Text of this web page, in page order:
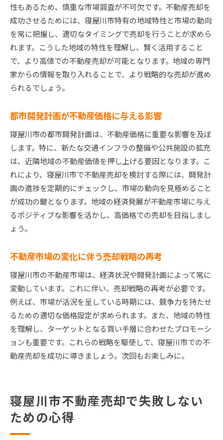
性もあるため、慎重な市場調査が不可欠です。不動産売却を
成功させるためには、寝屋川市特有の地域特性と市場の動向
を常に把握し、適切なタイミングで売却を行うことが求めら
れます。こうした地域の特性を理解し、賢く活用すること
で、より高値での不動産売却が可能となります。地域の専門
家からの情報を取り入れることで、より戦略的な売却が進め
られるでしょう。
都市開発計画が不動産価格に与える影響
寝屋川市の都市開発計画は、不動産価格に重要な影響を及ぼ
します。特に、新たな交通インフラの整備や公共施設の拡充
は、近隣地域の不動産価値を押し上げる要因となります。こ
れにより、寝屋川市で不動産売却を検討する際には、開発計
画の進捗を定期的にチェックし、市場の動向を見極めること
が成功の鍵となります。地域の経済発展が不動産市場に与え
るポジティブな影響を活かし、高価格での売却を目指しまし
ょう。
不動産市場の変化に伴う売却戦略の再考
寝屋川市の不動産市場は、経済状況や開発計画によって常に
変動しています。これに伴い、売却戦略の再考が必要です。
例えば、市場が活況を呈している時期には、競争力を持たせ
るための適切な価格設定が求められます。また、地域の特性
を理解し、ターゲットとなる買い手層に合わせたプロモーシ
ョンも重要です。これらの戦略を駆使して、寝屋川市での不
動産売却を成功に導きましょう。次回もお楽しみに。
寝屋川市不動産売却で失敗しない
ための心得